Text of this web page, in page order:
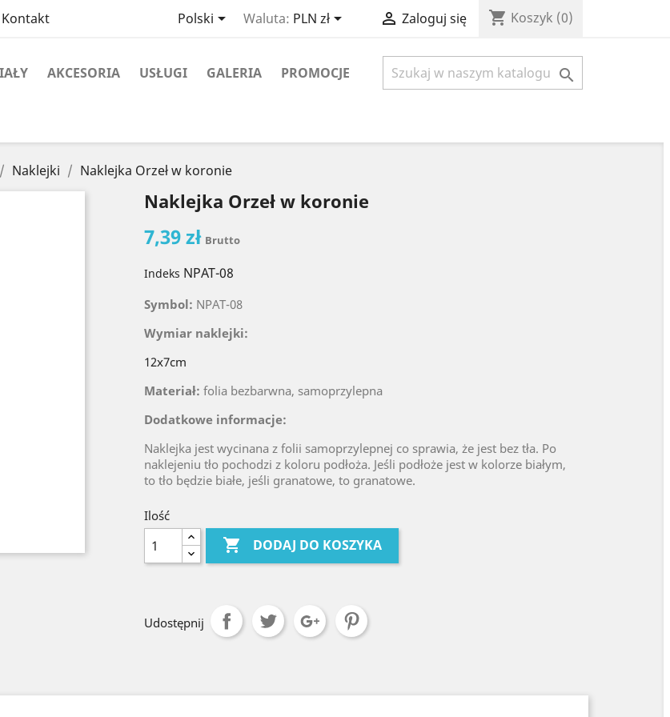
Kontakt Polski Waluta: PLN zł  Zaloguj się shopping_cart Koszyk (0)
AKCESORIA USŁUGI GALERIA PROMOCJE 
Naklejki Naklejka Orzeł w koronie
Naklejka Orzeł w koronie
7,39 zł Brutto
Indeks NPAT-08
Symbol: NPAT-08
Wymiar naklejki:
12x7cm
Materiał: folia bezbarwna, samoprzylepna
Dodatkowe informacje:
Naklejka jest wycinana z folii samoprzylepnej co sprawia, że jest bez tła. Po
naklejeniu tło pochodzi z koloru podłoża. Jeśli podłoże jest w kolorze białym,
to tło będzie białe, jeśli granatowe, to granatowe.
Ilość
 DODAJ DO KOSZYKA
Udostępnij